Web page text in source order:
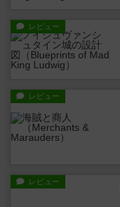
レビュー
レビュー
レビュー